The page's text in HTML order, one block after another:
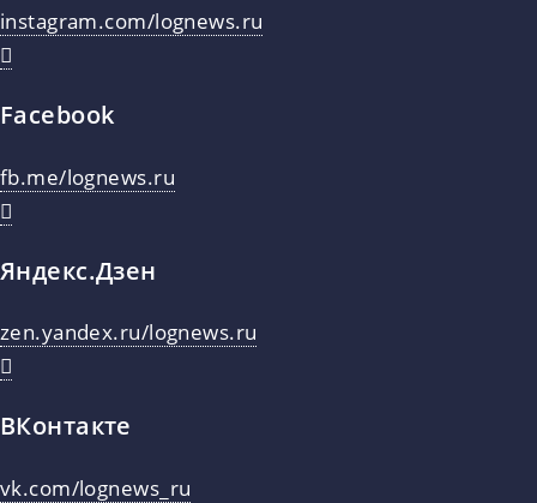
instagram.com/lognews.ru
Facebook
fb.me/lognews.ru
Яндекс.Дзен
zen.yandex.ru/lognews.ru
ВКонтакте
vk.com/lognews_ru